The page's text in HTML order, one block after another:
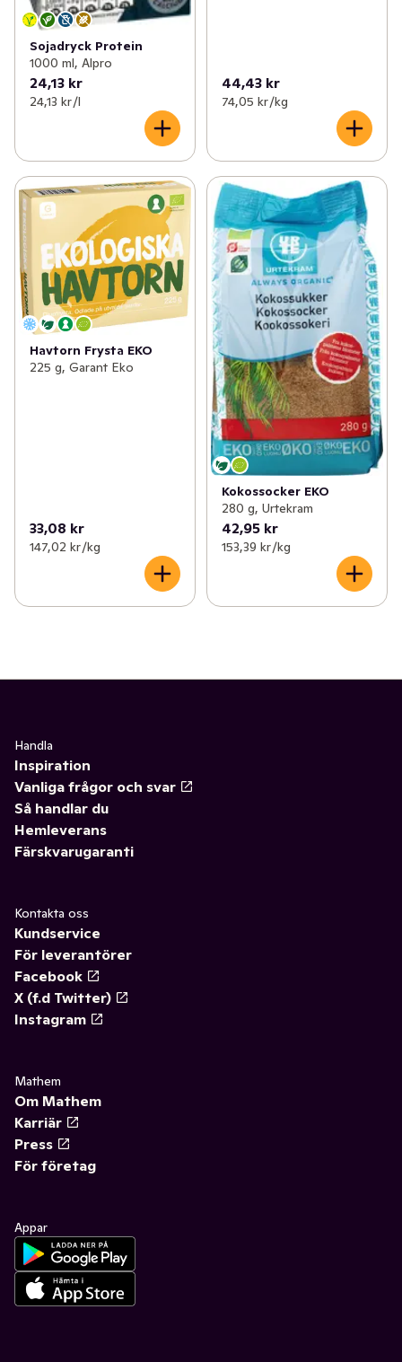
Sojadryck Protein
1000 ml, Alpro
24,13 kr
24,13 kr /l
44,43 kr
74,05 kr /kg
Havtorn Frysta EKO
225 g, Garant Eko
33,08 kr
147,02 kr /kg
Kokossocker EKO
280 g, Urtekram
42,95 kr
153,39 kr /kg
Handla
Inspiration
Vanliga frågor och svar
Så handlar du
Hemleverans
Färskvarugaranti
Kontakta oss
Kundservice
För leverantörer
Facebook
X (f.d Twitter)
Instagram
Mathem
Om Mathem
Karriär
Press
För företag
Appar